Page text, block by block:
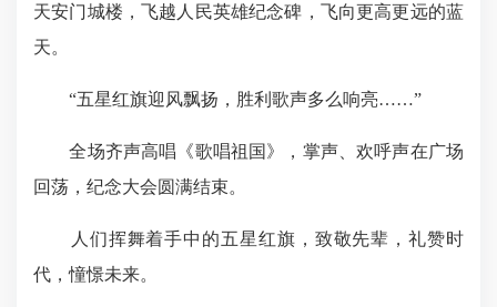
天安门城楼，飞越人民英雄纪念碑，飞向更高更远的蓝
天。
“五星红旗迎风飘扬，胜利歌声多么响亮……”
全场齐声高唱《歌唱祖国》，掌声、欢呼声在广场
回荡，纪念大会圆满结束。
人们挥舞着手中的五星红旗，致敬先辈，礼赞时
代，憧憬未来。